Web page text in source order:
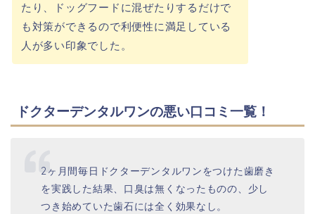
たり、ドッグフードに混ぜたりするだけで
も対策ができるので利便性に満足している
人が多い印象でした。
ドクターデンタルワンの悪い口コミ一覧！
2ヶ月間毎日ドクターデンタルワンをつけた歯磨き
を実践した結果、口臭は無くなったものの、少し
つき始めていた歯石には全く効果なし。